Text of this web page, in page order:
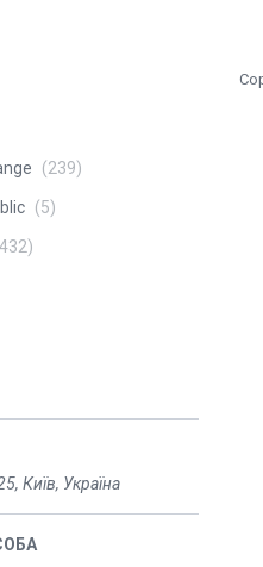
239
5
432
Київ, Україна